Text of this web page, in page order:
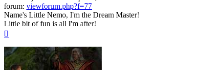
forum: viewforum.php?f=77
Name's Little Nemo, I'm the Dream Master!
Little bit of fun is all I'm after!